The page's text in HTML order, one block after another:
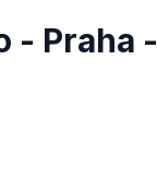
- Praha -